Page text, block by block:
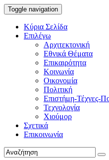
Toggle navigation
Κύρια Σελίδα
Επιλέγω
Αρχιτεκτονική
Εθνικά Θέματα
Επικαιρότητα
Κοινωνία
Οικονομία
Πολιτική
Επιστήμη-Τέχνες-
Τεχνολογία
Χιούμορ
Σχετικά
Επικοινωνία